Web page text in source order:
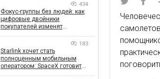
434
Фокус-группы без людей: как
цифровые двойники
покупателей изменят
183
Starlink хочет стать
полноценным мобильным
оператором: SpaceX готовит